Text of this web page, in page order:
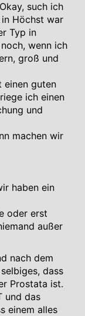
such ich
Höchst war
Typ in
wenn ich
groß und
einen guten
ich einen
und
machen wir
haben ein
oder erst
außer
nach dem
dass
Prostata ist.
und das
einem alles